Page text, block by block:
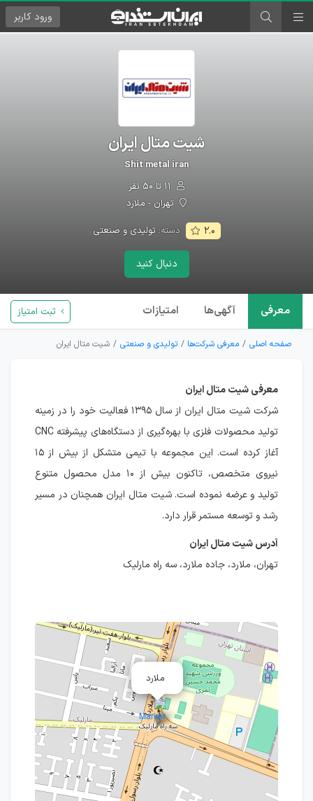
ورود کاربر
شیت متال ایران
Shit metal iran
تهران - ملارد
۲.۰ دسته:تولیدی و صنعتی
دنبال کنید
معرفی آگهی‌ها امتیازات ثبت امتیاز
صفحه اصلی معرفی شرکت‌ها تولیدی و صنعتی شیت متال ایران
معرفی شیت متال ایران
شرکت شیت متال ایران از سال ۱۳۹۵ فعالیت خود را در زمینه
تولید محصولات فلزی با بهره‌گیری از دستگاه‌های پیشرفته CNC
آغاز کرده است. این مجموعه با تیمی متشکل از بیش از ۱۵
نیروی متخصص، تاکنون بیش از ۱۰ مدل محصول متنوع
تولید و عرضه نموده است. شیت متال ایران همچنان در مسیر
رشد و توسعه مستمر قرار دارد.
آدرس شیت متال ایران
تهران، ملارد، جاده ملارد، سه راه مارلیک
ملارد